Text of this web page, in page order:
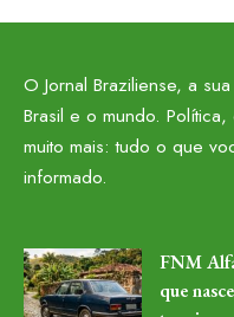
O Jornal Braziliense, a
Brasil e o mundo.
muito mais: tudo o que
informado.
FNM
que